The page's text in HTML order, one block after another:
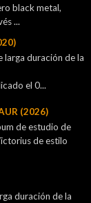
black metal,
...
larga duración de la
el 0...
(2026)
de estudio de
de estilo
duración de la